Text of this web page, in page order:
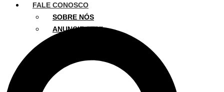
FALE CONOSCO
SOBRE NÓS
ANUNCIE AQUI